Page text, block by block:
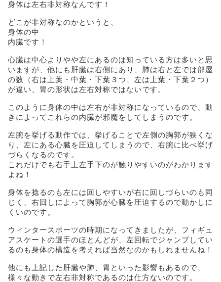
身体は左右非対称なんです！
どこが非対称なのかというと、
身体の中
内臓です！
心臓は中心よりやや左にあるのは知っている方は多いと思
いますが、他にも肝臓は右側にあり、肺は右と左では部屋
の数（右は上葉・中葉・下葉３つ、左は上葉・下葉２つ）
が違い、胃の形状は左右対称ではないです。
このように身体の中は左右が非対称になっているので、動
きによってこれらの内臓が邪魔をしてしまうのです。
左腕を挙げる動作では、挙げることで左側の胸郭が狭くな
り、左にある心臓を圧迫してしまうので、右腕に比べ挙げ
づらくなるのです。
これだけでも右手上左手下のが触りやすいのがわかります
よね！
身体を捻るのも左には回しやすいが右に回しづらいのも同
じく、右回しによって胸郭が心臓を圧迫するので動かしに
くいのです。
ウィンタースポーツの時期になってきましたが、フィギュ
アスケートの選手のほとんどが、左回転でジャンプしてい
るのも身体の構造を考えれば当然なのかもしれませんね！
他にも上記した肝臓や肺、胃といった影響もあるので、
様々な動きで左右非対称であるのは仕方ないのです。